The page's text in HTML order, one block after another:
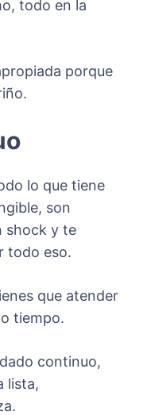
todo en la
porque
lo que tiene
son
shock y te
todo eso.
que atender
tiempo.
continuo,
lista,